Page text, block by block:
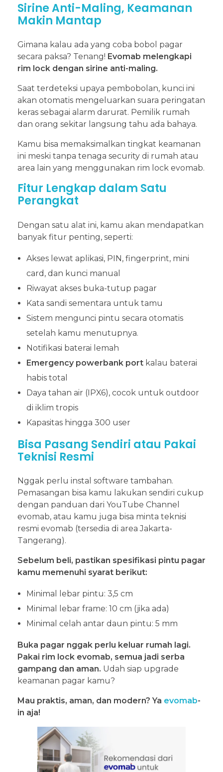
Sirine Anti-Maling, Keamanan
Makin Mantap
Gimana kalau ada yang coba bobol pagar
secara paksa? Tenang! Evomab melengkapi
rim lock dengan sirine anti-maling.
Saat terdeteksi upaya pembobolan, kunci ini
akan otomatis mengeluarkan suara peringatan
keras sebagai alarm darurat. Pemilik rumah
dan orang sekitar langsung tahu ada bahaya.
Kamu bisa memaksimalkan tingkat keamanan
ini meski tanpa tenaga security di rumah atau
area lain yang menggunakan rim lock evomab.
Fitur Lengkap dalam Satu
Perangkat
Dengan satu alat ini, kamu akan mendapatkan
banyak fitur penting, seperti:
Akses lewat aplikasi, PIN, fingerprint, mini
card, dan kunci manual
Riwayat akses buka-tutup pagar
Kata sandi sementara untuk tamu
Sistem mengunci pintu secara otomatis
setelah kamu menutupnya.
Notifikasi baterai lemah
Emergency powerbank portkalau baterai
habis total
Daya tahan air (IPX6), cocok untuk outdoor
di iklim tropis
Kapasitas hingga 300 user
Bisa Pasang Sendiri atau Pakai
Teknisi Resmi
Nggak perlu instal software tambahan.
Pemasangan bisa kamu lakukan sendiri cukup
dengan panduan dari YouTube Channel
evomab, atau kamu juga bisa minta teknisi
resmi evomab (tersedia di area Jakarta-
Tangerang).
Sebelum beli, pastikan spesifikasi pintu pagar
kamu memenuhi syarat berikut:
Minimal lebar pintu: 3,5 cm
Minimal lebar frame: 10 cm (jika ada)
Minimal celah antar daun pintu: 5 mm
Buka pagar nggak perlu keluar rumah lagi.
Pakai rim lock evomab, semua jadi serba
gampang dan aman. Udah siap upgrade
keamanan pagar kamu?
Mau praktis, aman, dan modern? Ya evomab-
in aja!